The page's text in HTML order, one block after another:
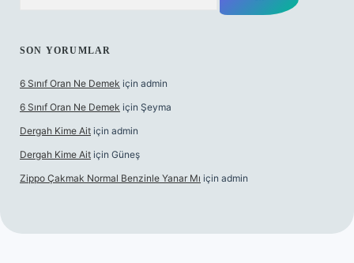
SON YORUMLAR
6 Sınıf Oran Ne Demek için admin
6 Sınıf Oran Ne Demek için Şeyma
Dergah Kime Ait için admin
Dergah Kime Ait için Güneş
Zippo Çakmak Normal Benzinle Yanar Mı için admin